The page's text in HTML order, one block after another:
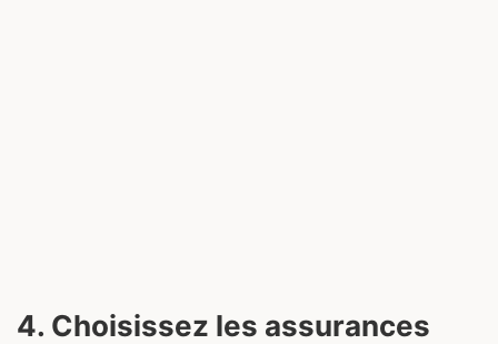
4. Choisissez les assurances